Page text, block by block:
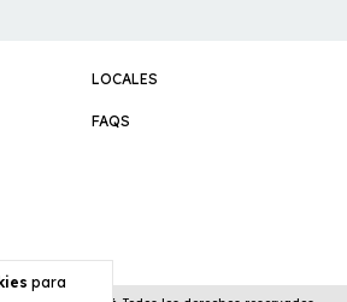
para
LOCALES
FAQS